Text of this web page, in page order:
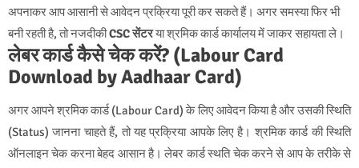
अपनाकर आप आसानी से आवेदन प्रक्रिया पूरी कर सकते हैं। अगर समस्या फिर भी
बनी रहती है, तो नजदीकीCSC सेंटरया श्रमिक कार्ड कार्यालय में जाकर सहायता ले।
लेबर कार्ड कैसे चेक करें? (Labour Card
Download by Aadhaar Card)
अगर आपने श्रमिक कार्ड (Labour Card) के लिए आवेदन किया है और उसकी स्थिति
(Status) जानना चाहते हैं, तो यह प्रक्रिया आपके लिए है। श्रमिक कार्ड की स्थिति
ऑनलाइन चेक करना बेहद आसान है। लेबर कार्ड स्थति चेक करने से आप के तरीके से